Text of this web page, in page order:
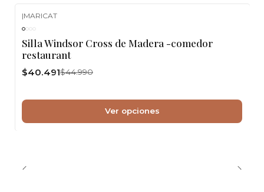
|MARICAT
Silla Windsor Cross de Madera -comedor
restaurant
$40.491$44.990
Ver opciones